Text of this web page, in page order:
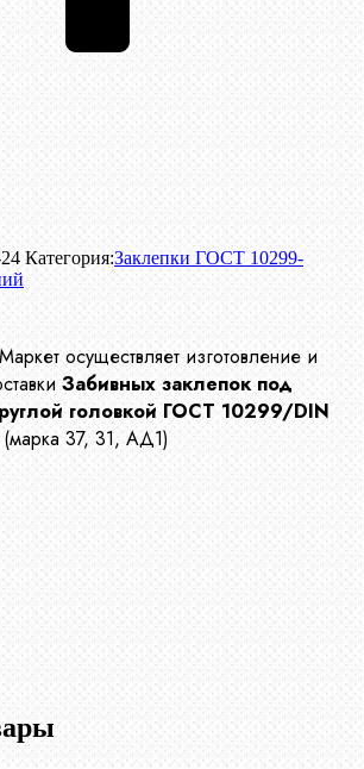
Категория:Заклепки ГОСТ 10299-
осуществляет изготовление и
Забивных заклепок под
головкой ГОСТ 10299/DIN
37, 31, АД1)